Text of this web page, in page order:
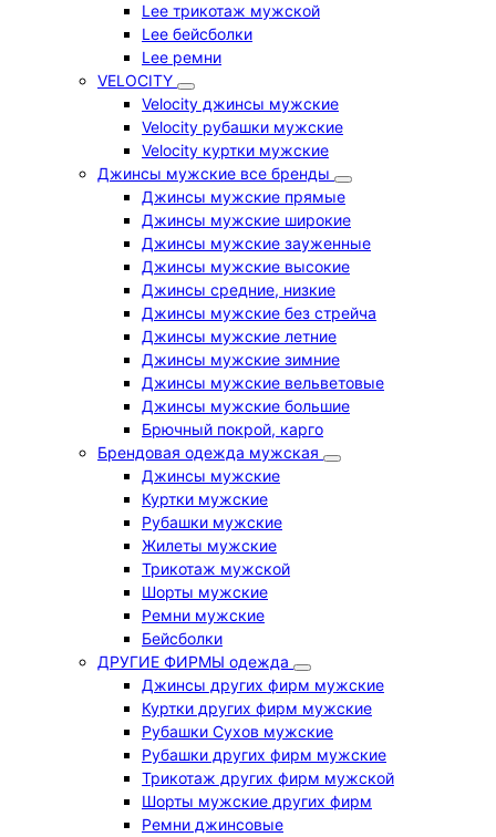
Lee трикотаж мужской
Lee бейсболки
Lee ремни
VELOCITY
Velocity джинсы мужские
Velocity рубашки мужские
Velocity куртки мужские
Джинсы мужские все бренды
Джинсы мужские прямые
Джинсы мужские широкие
Джинсы мужские зауженные
Джинсы мужские высокие
Джинсы средние, низкие
Джинсы мужские без стрейча
Джинсы мужские летние
Джинсы мужские зимние
Джинсы мужские вельветовые
Джинсы мужские большие
Брючный покрой, карго
Брендовая одежда мужская
Джинсы мужские
Куртки мужские
Рубашки мужские
Жилеты мужские
Трикотаж мужской
Шорты мужские
Ремни мужские
Бейсболки
ДРУГИЕ ФИРМЫ одежда
Джинсы других фирм мужские
Куртки других фирм мужские
Рубашки Сухов мужские
Рубашки других фирм мужские
Трикотаж других фирм мужской
Шорты мужские других фирм
Ремни джинсовые